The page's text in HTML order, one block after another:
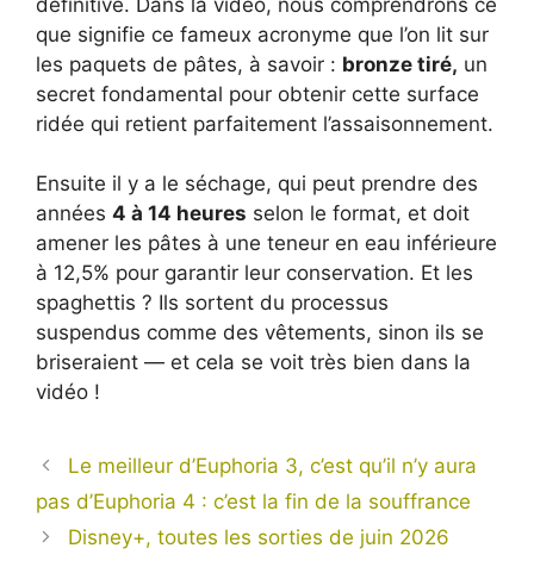
que signifie ce fameux acronyme que l’on lit sur
les paquets de pâtes, à savoir : bronze tiré, un
secret fondamental pour obtenir cette surface
ridée qui retient parfaitement l’assaisonnement.
Ensuite il y a le séchage, qui peut prendre des
années 4 à 14 heures selon le format, et doit
amener les pâtes à une teneur en eau inférieure
à 12,5% pour garantir leur conservation. Et les
spaghettis ? Ils sortent du processus
suspendus comme des vêtements, sinon ils se
briseraient — et cela se voit très bien dans la
vidéo !
Le meilleur d’Euphoria 3, c’est qu’il n’y aura
pas d’Euphoria 4 : c’est la fin de la souffrance
Disney+, toutes les sorties de juin 2026